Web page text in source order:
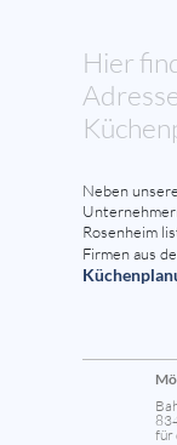
Hier
Neben
Rosenheim
Firmen aus
für